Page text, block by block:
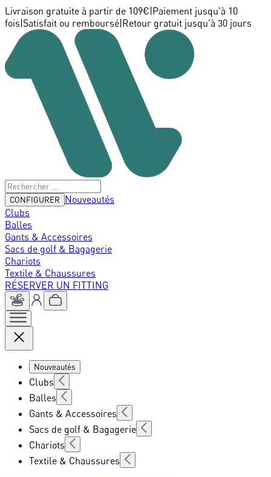
Livraison gratuite à partir de 109€ Paiement jusqu'à 10
fois Satisfait ou remboursé Retour gratuit jusqu'à 30 jours
CONFIGURER
Nouveautés
Clubs
Balles
Gants & Accessoires
Sacs de golf & Bagagerie
Chariots
Textile & Chaussures
RÉSERVER UN FITTING
Nouveautés
Clubs
Balles
Gants & Accessoires
Sacs de golf & Bagagerie
Chariots
Textile & Chaussures